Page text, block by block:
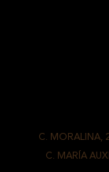
C. MORALINA,
C. MARÍA